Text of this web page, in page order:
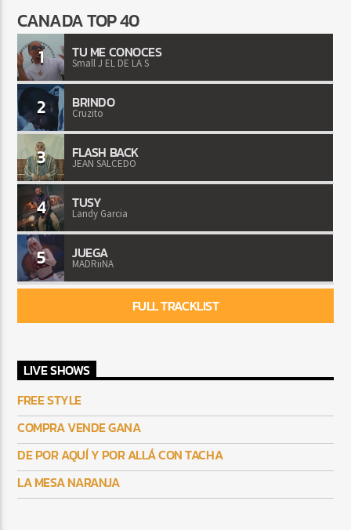
CANADA TOP 40
1 TU ME CONOCES
Small J EL DE LA S
2 BRINDO
Cruzito
3 FLASH BACK
JEAN SALCEDO
4 TUSY
Landy Garcia
5 JUEGA
MADRiiNA
FULL TRACKLIST
LIVE SHOWS
FREE STYLE
COMPRA VENDE GANA
DE POR AQUÍ Y POR ALLÁ CON TACHA
LA MESA NARANJA